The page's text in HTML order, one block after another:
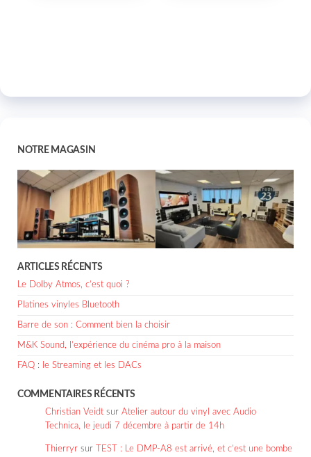
NOTRE MAGASIN
ARTICLES RÉCENTS
Le Dolby Atmos, c’est quoi ?
Platines vinyles Bluetooth
Barre de son : Comment bien la choisir
M&K Sound, l’expérience du cinéma pro à la maison
FAQ : le Streaming et les DACs
COMMENTAIRES RÉCENTS
Christian Veidt sur Atelier autour du vinyl avec Audio
Technica, le jeudi 7 décembre à partir de 14h
Thierryr sur
TEST : Le DMP-A8 est arrivé, et c’est une bombe